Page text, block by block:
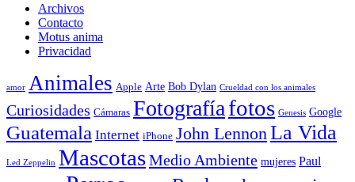
Archivos
Contacto
Motus anima
Privacidad
amor Animales Apple Arte Bob Dylan Crueldad con los animales
Curiosidades Cámaras Fotografíafotos Genesis Google
Guatemala Internet iPhone John Lennon La Vida
Led Zeppelin MascotasMedio Ambiente mujeres Paul